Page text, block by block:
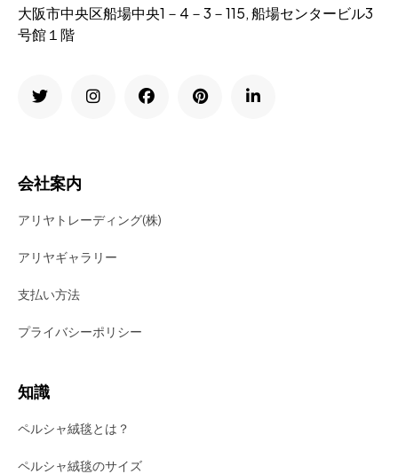
大阪市中央区船場中央1－4－3－115, 船場センタービル3
号館１階
会社案内
アリヤトレーディング(株)
アリヤギャラリー
支払い方法
プライバシーポリシー
知識
ペルシャ絨毯とは？
ペルシャ絨毯のサイズ